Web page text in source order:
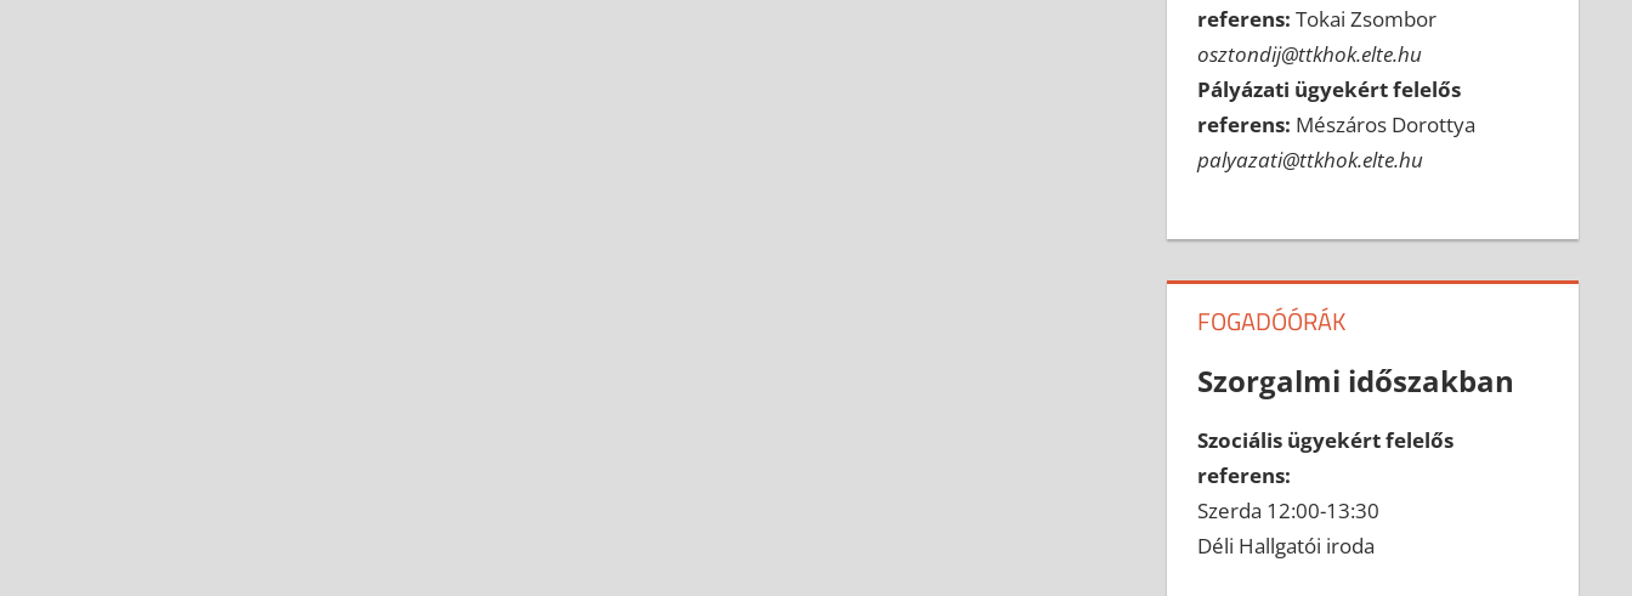
referens: Tokai Zsombor
osztondij@ttkhok.elte.hu
Pályázati ügyekért felelős
referens: Mészáros Dorottya
palyazati@ttkhok.elte.hu
FOGADÓÓRÁK
Szorgalmi időszakban
Szociális ügyekért felelős
referens:
Szerda 12:00-13:30
Déli Hallgatói iroda